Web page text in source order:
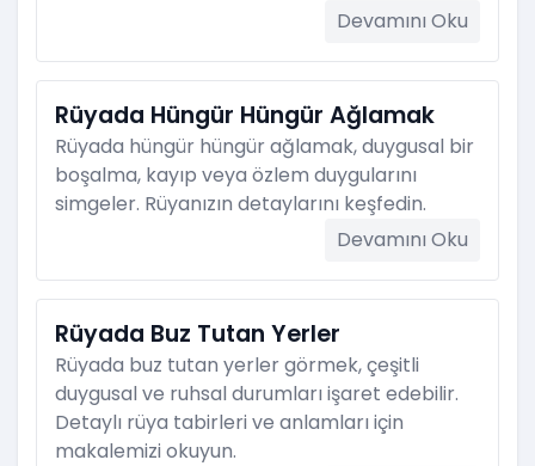
Devamını Oku
Rüyada Hüngür Hüngür Ağlamak
Rüyada hüngür hüngür ağlamak, duygusal bir
boşalma, kayıp veya özlem duygularını
simgeler. Rüyanızın detaylarını keşfedin.
Devamını Oku
Rüyada Buz Tutan Yerler
Rüyada buz tutan yerler görmek, çeşitli
duygusal ve ruhsal durumları işaret edebilir.
Detaylı rüya tabirleri ve anlamları için
makalemizi okuyun.